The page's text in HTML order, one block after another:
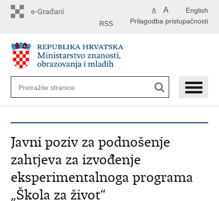
English
A A
Prilagodba pristupačnosti
RSS
Javni poziv za podnošenje
zahtjeva za izvođenje
eksperimentalnoga programa
„Škola za život“